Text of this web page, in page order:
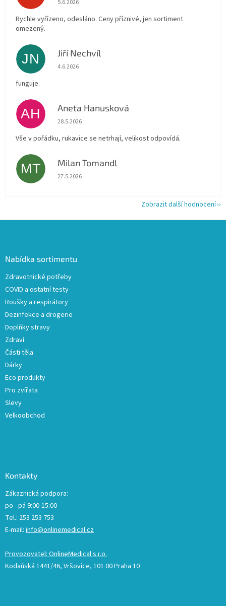
5.6.2026
Rychle vyřízeno, odesláno. Ceny příznivé, jen sortiment
omezený.
JN Jiří Nechvíl
Hodnocení obchodu je 5 z 5 hvězdiček.
4.6.2026
funguje.
AH Aneta Hanusková
Hodnocení obchodu je 5 z 5 hvězdiček.
28.5.2026
Vše v pořádku, rukavice se netrhají, velikost odpovídá.
MT Milan Tomandl
Hodnocení obchodu je 5 z 5 hvězdiček.
27.5.2026
Zobrazit další hodnocení
Nabídka sortimentu
Zdravotnické potřeby
COVID a ostatní testy
Roušky a respirátory
Dezinfekce a drogerie
Doplňky stravy
Zdraví
Části těla
Dárky
Eco produkty
Pro zvířata
Slevy
Velkoobchod
Kontakty
Zákaznická podpora:
po - pá 9:00-15:00
Tel.: 253 253 753
E-mail: info@onlinemedical.cz
Provozovatel: OnlineMedical s.r.o.
Kodaňská 1441/46, Vršovice, 101 00 Praha 10